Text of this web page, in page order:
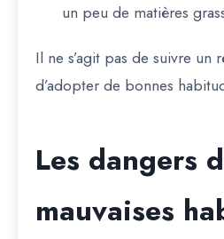
un peu de matières
Il ne s’agit pas de suivre un
d’adopter de bonnes
Les dangers
mauvaises